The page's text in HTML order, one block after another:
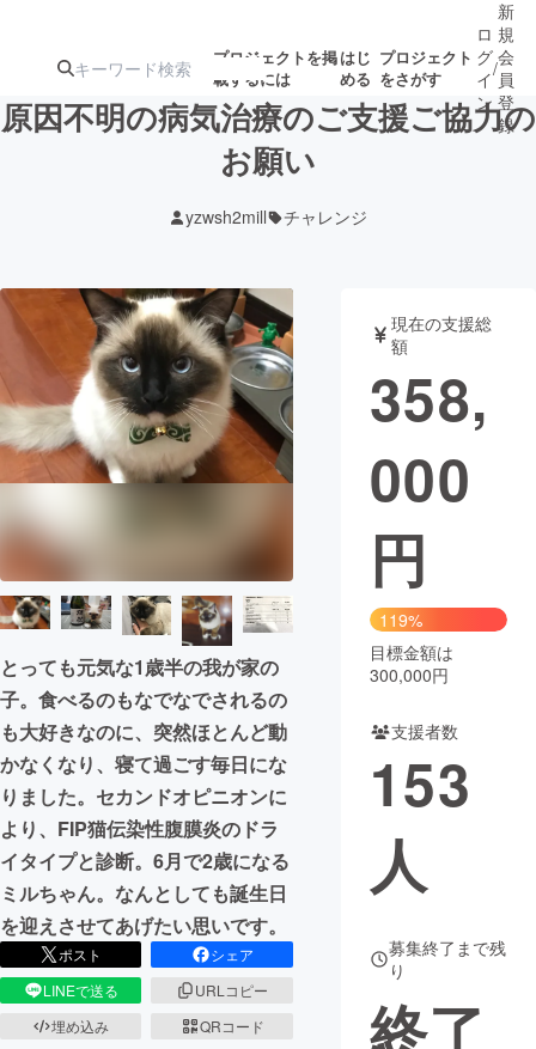
プロジェクトを掲
載するには
はじ
める
プロジェクト
をさがす
ジェクト
ロジェクト
アート・写真 音楽
テクノロジー・ガジェット ゲーム・サ
映像・映画
まちづくり・地域活性化
CAMPFIRE for Social Good
CAMPFIRE Creation
CAMPFIREふるさと納税machi-ya コミュニティ
ロ
グ
イ
ン
/
新
規
会
員
登
録
原因不明の病気治療のご支援ご協力の
お願い
yzwsh2mill チャレンジ
とっても元気な1歳半の我が家の
子。食べるのもなでなでされるの
も大好きなのに、突然ほとんど動
かなくなり、寝て過ごす毎日にな
りました。セカンドオピニオンに
より、FIP猫伝染性腹膜炎のドラ
イタイプと診断。6月で2歳になる
ミルちゃん。なんとしても誕生日
を迎えさせてあげたい思いです。
ポスト
シェア
LINEで送る
URLコピー
埋め込み
QRコード
現在の支援総
額
358,
000
円
119%
目標金額は
300,000円
支援者数
153
人
募集終了まで残
り
終了